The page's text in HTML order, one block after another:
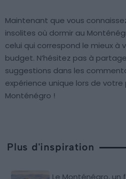
Maintenant que vous
insolites où dormir au
celui qui correspond le mieux à
budget. N’hésitez pas à
suggestions dans les
expérience unique lors de votre
Monténégro !
Plus d'inspiration
Le Monténégro,